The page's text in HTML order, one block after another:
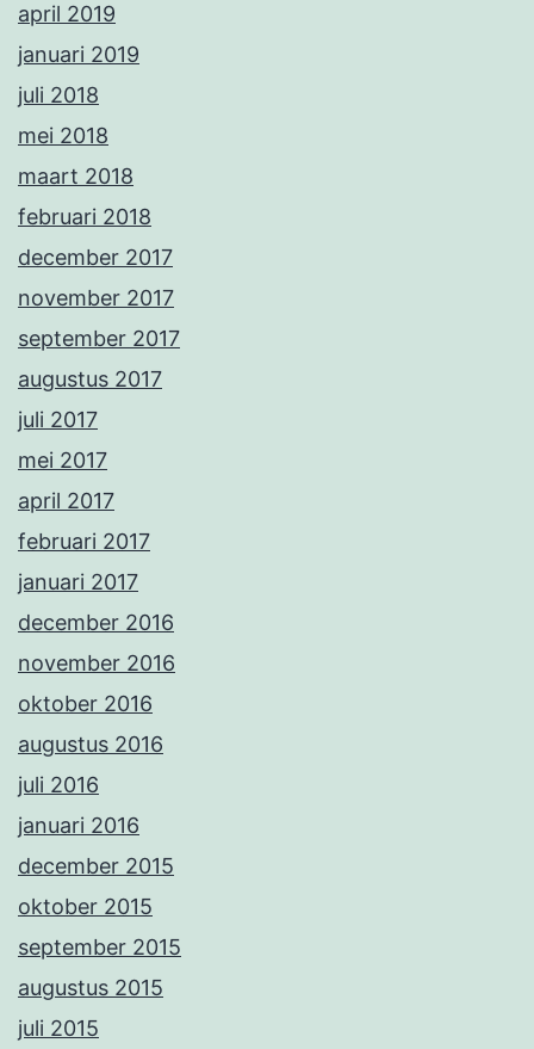
april 2019
januari 2019
juli 2018
mei 2018
maart 2018
februari 2018
december 2017
november 2017
september 2017
augustus 2017
juli 2017
mei 2017
april 2017
februari 2017
januari 2017
december 2016
november 2016
oktober 2016
augustus 2016
juli 2016
januari 2016
december 2015
oktober 2015
september 2015
augustus 2015
juli 2015